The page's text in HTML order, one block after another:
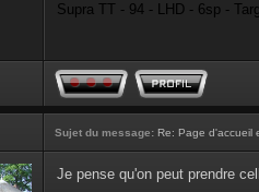
Supra TT - 94 - LHD - 6sp -
Sujet du message: Re: Page d'accueil
Je pense qu'on peut prendre